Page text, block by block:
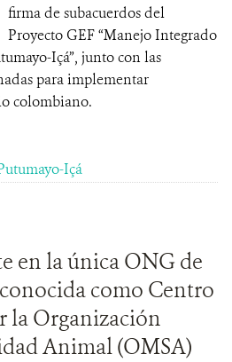
firma de subacuerdos del
Proyecto GEF “Manejo Integrado
Içá”, junto con las
para implementar
colombiano.
Içá
en la única ONG de
como Centro
la Organización
Animal (OMSA)